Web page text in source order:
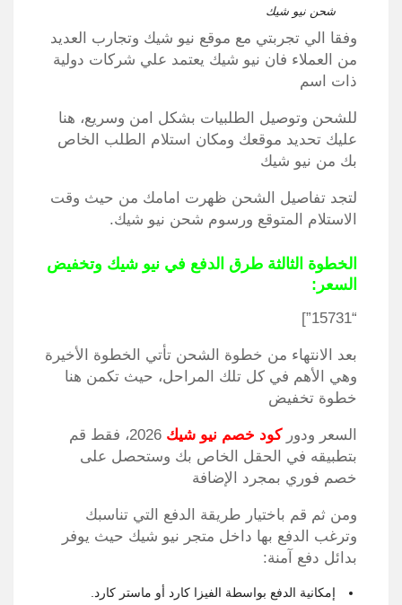
شحن نيو شيك
وفقا الي تجربتي مع موقع نيو شيك وتجارب العديد
من العملاء فان نيو شيك يعتمد علي شركات دولية
ذات اسم
للشحن وتوصيل الطلبيات بشكل امن وسريع، هنا
عليك تحديد موقعك ومكان استلام الطلب الخاص
بك من نيو شيك
لتجد تفاصيل الشحن ظهرت امامك من حيث وقت
الاستلام المتوقع ورسوم شحن نيو شيك.
الخطوة الثالثة طرق الدفع في نيو شيك وتخفيض
السعر:
“15731”]
بعد الانتهاء من خطوة الشحن تأتي الخطوة الأخيرة
وهي الأهم في كل تلك المراحل، حيث تكمن هنا
خطوة تخفيض
السعر ودوركود خصم نيو شيك
2026، فقط قم
بتطبيقه في الحقل الخاص بك وستحصل على
خصم فوري بمجرد الإضافة
ومن ثم قم باختيار طريقة الدفع التي تناسبك
وترغب الدفع بها داخل متجر نيو شيك حيث يوفر
بدائل دفع آمنة:
إمكانية الدفع بواسطة الفيزا كارد أو ماستر كارد.